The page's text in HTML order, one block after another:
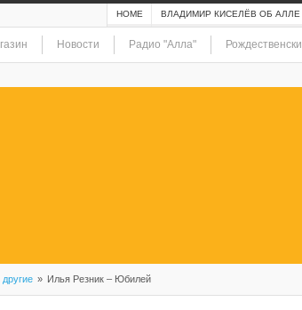
HOME ВЛАДИМИР КИСЕЛЁВ ОБ АЛЛЕ
Новости Радио "Алла"
» Илья Резник – Юбилей